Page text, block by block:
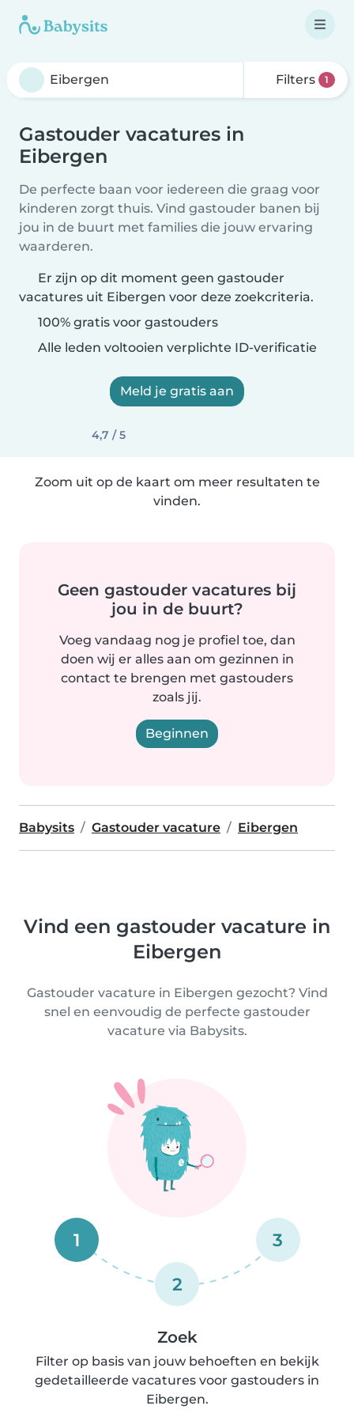
Filters 1
Gastouder vacatures in
Eibergen
De perfecte baan voor iedereen die graag voor
kinderen zorgt thuis. Vind gastouder banen bij
jou in de buurt met families die jouw ervaring
waarderen.
Er zijn op dit moment geen gastouder
vacatures uit Eibergen voor deze zoekcriteria.
100% gratis voor gastouders
Alle leden voltooien verplichte ID-verificatie
Meld je gratis aan
4,7 / 5
Zoom uit op de kaart om meer resultaten te
vinden.
Geen gastouder vacatures bij
jou in de buurt?
Voeg vandaag nog je profiel toe, dan
doen wij er alles aan om gezinnen in
contact te brengen met gastouders
zoals jij.
Beginnen
Babysits Gastouder vacature Eibergen
Vind een gastouder vacature in
Eibergen
Gastouder vacature in Eibergen gezocht? Vind
snel en eenvoudig de perfecte gastouder
vacature via Babysits.
1
2
3
Zoek
Filter op basis van jouw behoeften en bekijk
gedetailleerde vacatures voor gastouders in
Eibergen.